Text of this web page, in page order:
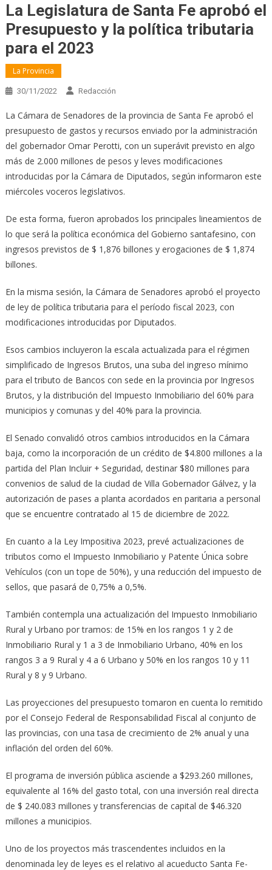
La Legislatura de Santa Fe aprobó el
Presupuesto y la política tributaria
para el 2023
La Provincia
30/11/2022 Redacción
La Cámara de Senadores de la provincia de Santa Fe aprobó el
presupuesto de gastos y recursos enviado por la administración
del gobernador Omar Perotti, con un superávit previsto en algo
más de 2.000 millones de pesos y leves modificaciones
introducidas por la Cámara de Diputados, según informaron este
miércoles voceros legislativos.
De esta forma, fueron aprobados los principales lineamientos de
lo que será la política económica del Gobierno santafesino, con
ingresos previstos de $ 1,876 billones y erogaciones de $ 1,874
billones.
En la misma sesión, la Cámara de Senadores aprobó el proyecto
de ley de política tributaria para el período fiscal 2023, con
modificaciones introducidas por Diputados.
Esos cambios incluyeron la escala actualizada para el régimen
simplificado de Ingresos Brutos, una suba del ingreso mínimo
para el tributo de Bancos con sede en la provincia por Ingresos
Brutos, y la distribución del Impuesto Inmobiliario del 60% para
municipios y comunas y del 40% para la provincia.
El Senado convalidó otros cambios introducidos en la Cámara
baja, como la incorporación de un crédito de $4.800 millones a la
partida del Plan Incluir + Seguridad, destinar $80 millones para
convenios de salud de la ciudad de Villa Gobernador Gálvez, y la
autorización de pases a planta acordados en paritaria a personal
que se encuentre contratado al 15 de diciembre de 2022.
En cuanto a la Ley Impositiva 2023, prevé actualizaciones de
tributos como el Impuesto Inmobiliario y Patente Única sobre
Vehículos (con un tope de 50%), y una reducción del impuesto de
sellos, que pasará de 0,75% a 0,5%.
También contempla una actualización del Impuesto Inmobiliario
Rural y Urbano por tramos: de 15% en los rangos 1 y 2 de
Inmobiliario Rural y 1 a 3 de Inmobiliario Urbano, 40% en los
rangos 3 a 9 Rural y 4 a 6 Urbano y 50% en los rangos 10 y 11
Rural y 8 y 9 Urbano.
Las proyecciones del presupuesto tomaron en cuenta lo remitido
por el Consejo Federal de Responsabilidad Fiscal al conjunto de
las provincias, con una tasa de crecimiento de 2% anual y una
inflación del orden del 60%.
El programa de inversión pública asciende a $293.260 millones,
equivalente al 16% del gasto total, con una inversión real directa
de $ 240.083 millones y transferencias de capital de $46.320
millones a municipios.
Uno de los proyectos más trascendentes incluidos en la
denominada ley de leyes es el relativo al acueducto Santa Fe-